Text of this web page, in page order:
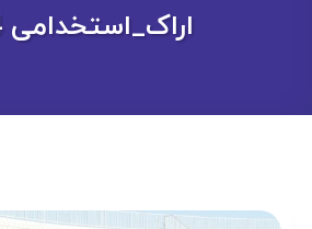
اراک_استخدامی 1404